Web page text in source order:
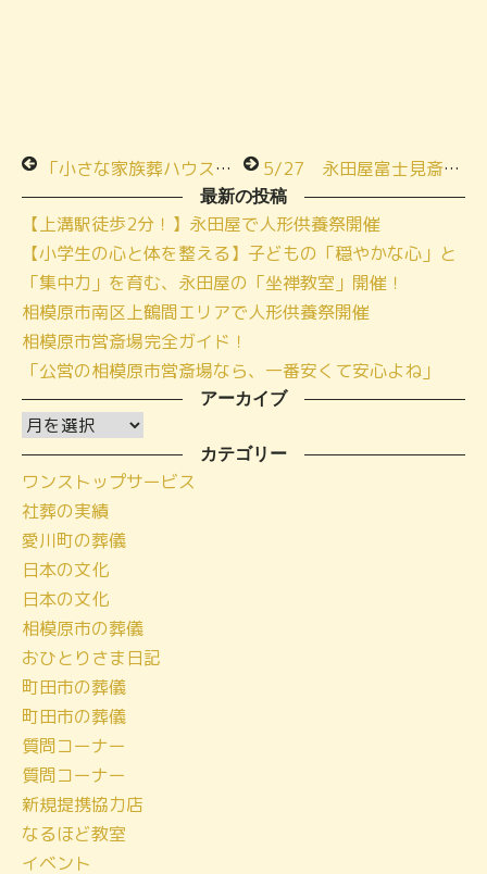
「小さな家族葬ハウス」内覧会のお知らせ６月７日土曜日 5/27 永田屋富士見斎場見学会＆季節の料理お食事会 開催しました！
最新の投稿
【上溝駅徒歩2分！】永田屋で人形供養祭開催
【小学生の心と体を整える】子どもの「穏やかな心」と
「集中力」を育む、永田屋の「坐禅教室」開催！
相模原市南区上鶴間エリアで人形供養祭開催
相模原市営斎場完全ガイド！
「公営の相模原市営斎場なら、一番安くて安心よね」
アーカイブ
ア
ー
カ
イ
ブ
カテゴリー
ワンストップサービス
社葬の実績
愛川町の葬儀
日本の文化
日本の文化
相模原市の葬儀
おひとりさま日記
町田市の葬儀
町田市の葬儀
質問コーナー
質問コーナー
新規提携協力店
なるほど教室
イベント